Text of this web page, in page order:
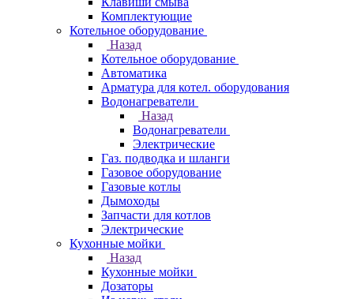
Комплектующие
Котельное оборудование
Назад
Котельное оборудование
Автоматика
Арматура для котел. оборудования
Водонагреватели
Назад
Водонагреватели
Электрические
Газ. подводка и шланги
Газовое оборудование
Газовые котлы
Дымоходы
Запчасти для котлов
Электрические
Кухонные мойки
Назад
Кухонные мойки
Дозаторы